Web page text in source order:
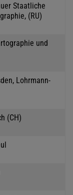
Staatliche
(RU)
und
Lohrmann-
(CH)